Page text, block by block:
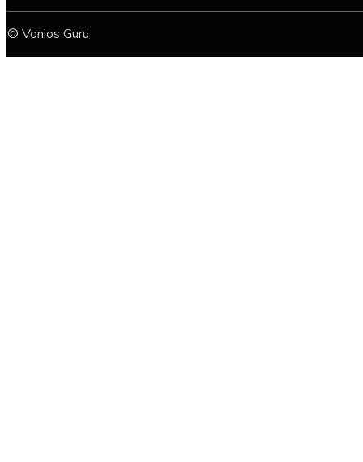
© Vonios Guru